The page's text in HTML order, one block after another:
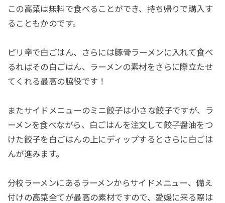
この高菜は無料で食べることができ、持ち帰りで購入す
ることもかのです。
ピリ辛で白ごはん、さらには豚骨ラーメンに入れて食べ
るればその白ごはん、ラーメンの素材をさらに際立たせ
てくれる最高の脇役です！
またサイドメニューのミニ餃子は小さな餃子ですが、ラ
ーメンを食べながら、白ごはんを注文して餃子醤油をつ
けた餃子を白ごはんの上にディップするとさらに白ごは
んが進みます。
分校ラーメンにあるラーメンからサイドメニュー、備え
付けの高菜全てが最高の素材ですので、愛媛に来る際は